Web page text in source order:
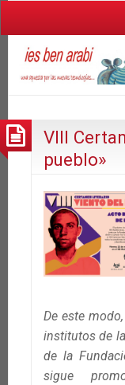
VIII
pueblo»
De este
institutos de
de la
sigue